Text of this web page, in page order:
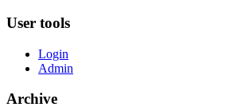
User tools
Login
Admin
Archive